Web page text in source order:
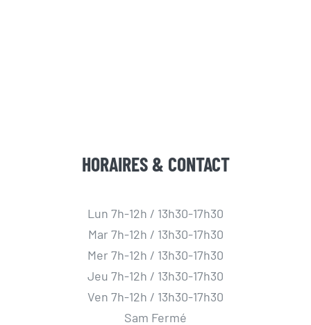
HORAIRES & CONTACT
Lun 7h-12h / 13h30-17h30
Mar 7h-12h / 13h30-17h30
Mer 7h-12h / 13h30-17h30
Jeu 7h-12h / 13h30-17h30
Ven 7h-12h / 13h30-17h30
Sam Fermé